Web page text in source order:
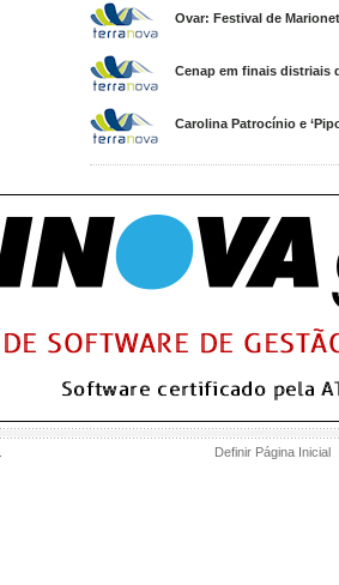
Ovar: Festival de
Cenap em finais distriais
Carolina Patrocínio e
Definir Página Inicial